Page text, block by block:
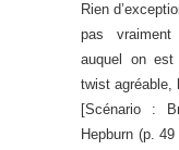
Rien
pas vraiment
auquel on
twist agréable,
[Scénario :
Hepburn (p.